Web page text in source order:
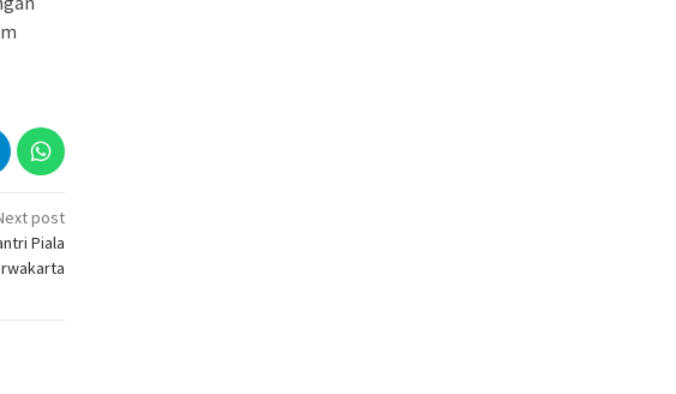
post
Piala